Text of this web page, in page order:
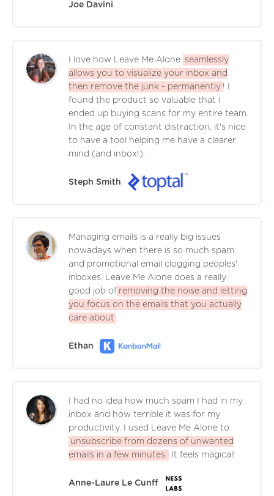
Joe Davini
I love how Leave Me Alone seamlessly
allows you to visualize your inbox and
then remove the junk - permanently ! I
found the product so valuable that I
ended up buying scans for my entire team.
In the age of constant distraction, it's nice
to have a tool helping me have a clearer
mind (and inbox!).
Steph Smith
Managing emails is a really big issues
nowadays when there is so much spam
and promotional email clogging peoples'
inboxes. Leave Me Alone does a really
good job of removing the noise and letting
you focus on the emails that you actually
care about .
Ethan
I had no idea how much spam I had in my
inbox and how terrible it was for my
productivity. I used Leave Me Alone to
unsubscribe from dozens of unwanted
emails in a few minutes.
It feels magical!
Anne-Laure Le Cunff